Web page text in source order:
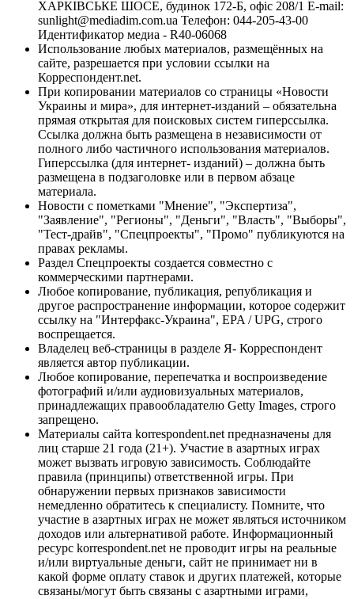
ХАРКІВСЬКЕ ШОСЕ, будинок 172-Б, офіс 208/1 E-mail:
sunlight@mediadim.com.ua Телефон: 044-205-43-00
Идентификатор медиа - R40-06068
Использование любых материалов, размещённых на
сайте, разрешается при условии ссылки на
Корреспондент.net.
При копировании материалов со страницы «Новости
Украины и мира», для интернет-изданий – обязательна
прямая открытая для поисковых систем гиперссылка.
Ссылка должна быть размещена в независимости от
полного либо частичного использования материалов.
Гиперссылка (для интернет- изданий) – должна быть
размещена в подзаголовке или в первом абзаце
материала.
Новости с пометками "Мнение", "Экспертиза",
"Заявление", "Регионы", "Деньги", "Власть", "Выборы",
"Тест-драйв", "Спецпроекты", "Промо" публикуются на
правах рекламы.
Раздел Спецпроекты создается совместно с
коммерческими партнерами.
Любое копирование, публикация, републикация и
другое распространение информации, которое содержит
ссылку на "Интерфакс-Украина", EPA / UPG, строго
воспрещается.
Владелец веб-страницы в разделе Я- Корреспондент
является автор публикации.
Любое копирование, перепечатка и воспроизведение
фотографий и/или аудиовизуальных материалов,
принадлежащих правообладателю Getty Images, строго
запрещено.
Материалы сайта korrespondent.net предназначены для
лиц старше 21 года (21+). Участие в азартных играх
может вызвать игровую зависимость. Соблюдайте
правила (принципы) ответственной игры. При
обнаружении первых признаков зависимости
немедленно обратитесь к специалисту. Помните, что
участие в азартных играх не может являться источником
доходов или альтернативой работе. Информационный
ресурс korrespondent.net не проводит игры на реальные
и/или виртуальные деньги, сайт не принимает ни в
какой форме оплату ставок и других платежей, которые
связаны/могут быть связаны с азартными играми,